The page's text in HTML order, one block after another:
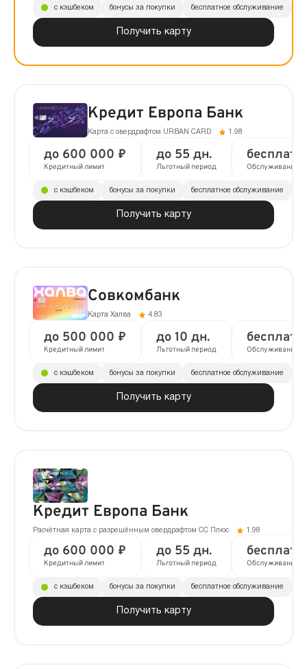
Получить карту
с кэшбеком бонусы за покупки бесплатное обслуживание
Кредит Европа Банк
Карта с овердрафтом URBAN CARD 1.98
до 600 000 ₽
Кредитный лимит
до 55 дн.
Льготный период Обслуживание
Получить карту
с кэшбеком бонусы за покупки бесплатное обслуживание
Совкомбанк
Карта Халва 4.83
до 500 000 ₽
Кредитный лимит
до 10 дн.
Льготный период Обслуживание
Получить карту
с кэшбеком бонусы за покупки бесплатное обслуживание
Кредит Европа Банк
Расчётная карта с разрешённым овердрафтом CC Плюс 1.98
до 600 000 ₽
Кредитный лимит
до 55 дн.
Льготный период Обслуживание
Получить карту
с кэшбеком бонусы за покупки бесплатное обслуживание